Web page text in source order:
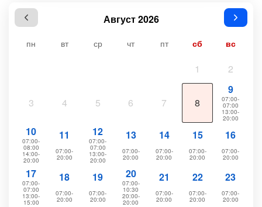
Август 2026
пн вт ср чт пт сб вс
1 2
3 4 5 6 7 8
9
07:00-
07:00
13:00-
20:00
10
07:00-
08:00
14:00-
20:00
11
07:00-
20:00
12
07:00-
07:00
13:00-
20:00
13
07:00-
20:00
14
07:00-
20:00
15
07:00-
20:00
16
07:00-
20:00
17
07:00-
07:00
13:00-
15:00
18
07:00-
20:00
19
07:00-
20:00
20
07:00-
10:30
20:00-
20:00
21
07:00-
20:00
22
07:00-
20:00
23
07:00-
20:00